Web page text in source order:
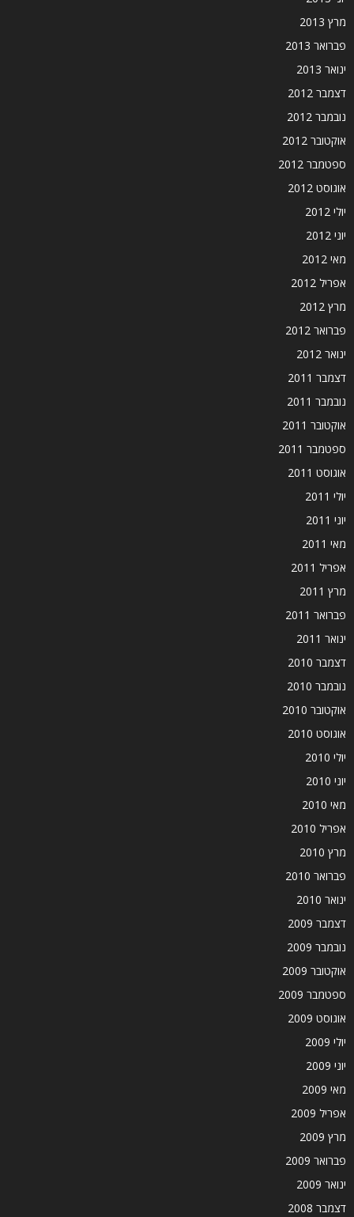
מרץ 2013
פברואר 2013
ינואר 2013
דצמבר 2012
נובמבר 2012
אוקטובר 2012
ספטמבר 2012
אוגוסט 2012
יולי 2012
יוני 2012
מאי 2012
אפריל 2012
מרץ 2012
פברואר 2012
ינואר 2012
דצמבר 2011
נובמבר 2011
אוקטובר 2011
ספטמבר 2011
אוגוסט 2011
יולי 2011
יוני 2011
מאי 2011
אפריל 2011
מרץ 2011
פברואר 2011
ינואר 2011
דצמבר 2010
נובמבר 2010
אוקטובר 2010
אוגוסט 2010
יולי 2010
יוני 2010
מאי 2010
אפריל 2010
מרץ 2010
פברואר 2010
ינואר 2010
דצמבר 2009
נובמבר 2009
אוקטובר 2009
ספטמבר 2009
אוגוסט 2009
יולי 2009
יוני 2009
מאי 2009
אפריל 2009
מרץ 2009
פברואר 2009
ינואר 2009
דצמבר 2008